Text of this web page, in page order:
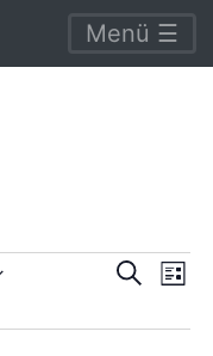
Menü ☰
SucheListe